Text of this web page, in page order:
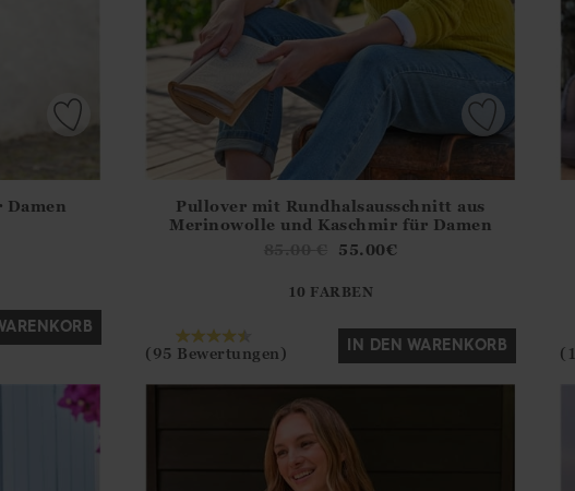
?? ""
Ja Nein
Pullover mit Rundhalsausschnitt aus
Merinowolle und Kaschmir für Damen
55.00€
10 FARBEN
(95 Bewertungen) IN DEN WARENKORB